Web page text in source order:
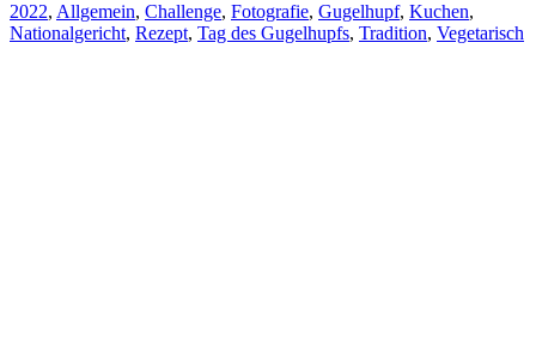
2022, Allgemein, Challenge, Fotografie, Gugelhupf, Kuchen,
Nationalgericht, Rezept, Tag des Gugelhupfs, Tradition, Vegetarisch